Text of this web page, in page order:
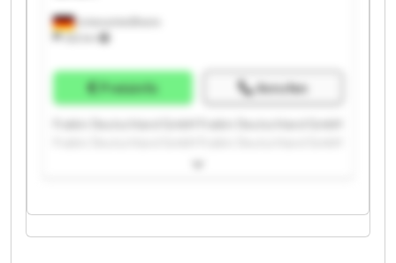
Unterschleißheim
332 km
Preisinfo Anrufen
Fraikin Deutschland GmbH Fraikin Deutschland GmbH
Fraikin Deutschland GmbH Fraikin Deutschland GmbH
Fraikin Deutschland GmbH Fraikin Deutschland GmbH